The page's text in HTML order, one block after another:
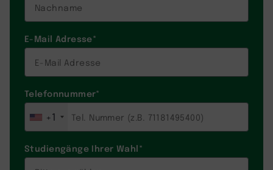
E-Mail Adresse*
Telefonnummer*
+1
Studiengänge Ihrer Wahl*